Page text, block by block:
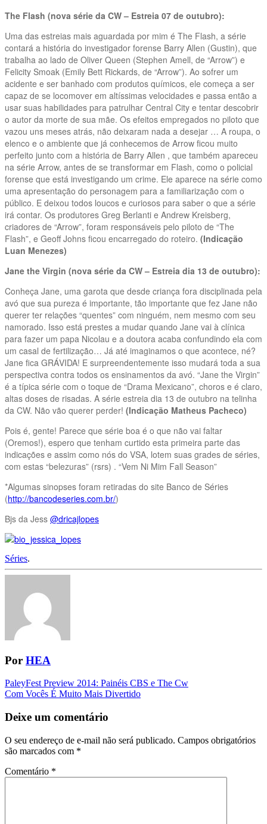
The Flash (nova série da CW – Estreia 07 de outubro):
Uma das estreias mais aguardada por mim é The Flash, a série
contará a história do investigador forense Barry Allen (Gustin), que
trabalha ao lado de Oliver Queen (Stephen Amell, de “Arrow”) e
Felicity Smoak (Emily Bett Rickards, de “Arrow”). Ao sofrer um
acidente e ser banhado com produtos químicos, ele começa a ser
capaz de se locomover em altíssimas velocidades e passa então a
usar suas habilidades para patrulhar Central City e tentar descobrir
o autor da morte de sua mãe. Os efeitos empregados no piloto que
vazou uns meses atrás, não deixaram nada a desejar … A roupa, o
elenco e o ambiente que já conhecemos de Arrow ficou muito
perfeito junto com a história de Barry Allen , que também apareceu
na série Arrow, antes de se transformar em Flash, como o policial
forense que está investigando um crime. Ele aparece na série como
uma apresentação do personagem para a familiarização com o
público. E deixou todos loucos e curiosos para saber o que a série
irá contar. Os produtores Greg Berlanti e Andrew Kreisberg,
criadores de “Arrow”, foram responsáveis pelo piloto de “The
Flash”, e Geoff Johns ficou encarregado do roteiro. (Indicação
Luan Menezes)
Jane the Virgin (nova série da CW – Estreia dia 13 de outubro):
Conheça Jane, uma garota que desde criança fora disciplinada pela
avó que sua pureza é importante, tão importante que fez Jane não
querer ter relações “quentes” com ninguém, nem mesmo com seu
namorado. Isso está prestes a mudar quando Jane vai à clínica
para fazer um papa Nicolau e a doutora acaba confundindo ela com
um casal de fertilização… Já até imaginamos o que acontece, né?
Jane fica GRÁVIDA! E surpreendentemente isso mudará toda a sua
perspectiva contra todos os ensinamentos da avó. “Jane the Virgin”
é a típica série com o toque de “Drama Mexicano”, choros e é claro,
altas doses de risadas. A série estreia dia 13 de outubro na telinha
da CW. Não vão querer perder! (Indicação Matheus Pacheco)
Pois é, gente! Parece que série boa é o que não vai faltar
(Oremos!), espero que tenham curtido esta primeira parte das
indicações e assim como nós do VSA, lotem suas grades de séries,
com estas “belezuras” (rsrs) . “Vem Ni Mim Fall Season”
*Algumas sinopses foram retiradas do site Banco de Séries
(http://bancodeseries.com.br/)
Bjs da Jess @dricajlopes
Séries.
Por HEA
Navegação
da
Postagem
PaleyFest Preview 2014: Painéis CBS e The Cw
Com Vocês É Muito Mais Divertido
Deixe um comentário
O seu endereço de e-mail não será publicado. Campos obrigatórios
são marcados com *
Comentário *